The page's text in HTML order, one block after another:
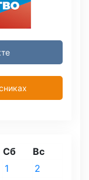
Сб Вс
1
2